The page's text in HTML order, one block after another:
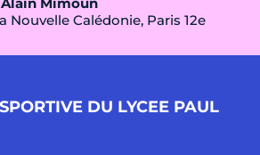
Nouvelle Calédonie, Paris 12e
DU LYCEE PAUL